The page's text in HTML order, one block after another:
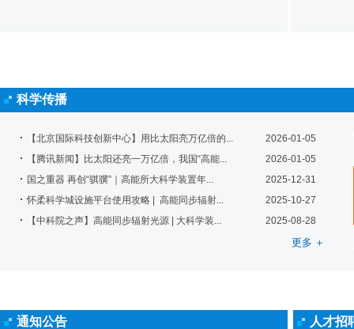
科学传播
【北京国际科技创新中心】用比太阳亮万亿倍的...
2026-01-05
【腾讯新闻】比太阳还亮一万亿倍，我国“高能...
2026-01-05
国之重器 再创“骐骥”｜高能所大科学装置年...
2025-12-31
怀柔科学城设施平台使用攻略 | 高能同步辐射...
2025-10-27
【中科院之声】高能同步辐射光源 | 大科学装...
2025-08-28
更多 ＋
通知公告 人才招